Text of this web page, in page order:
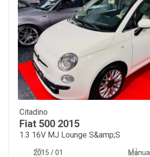
Citadino
Fiat 500 2015
1.3 16V MJ Lounge S&amp;S
2015 / 01
Manual